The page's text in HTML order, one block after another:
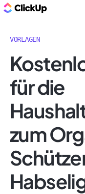
VORLAGEN
für die
zum